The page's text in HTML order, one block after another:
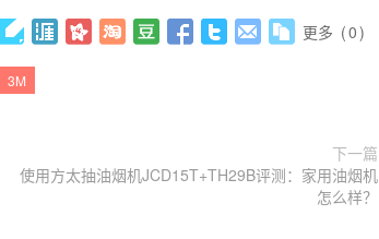
更多 (0)
3M
下一篇
使用方太抽油烟机JCD15T+TH29B评测：家用油烟机
怎么样？